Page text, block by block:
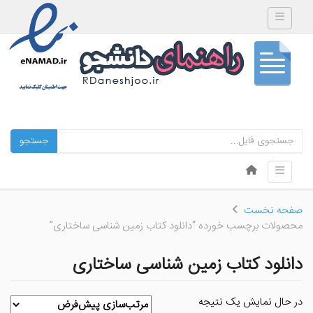
Toggle navigation
جستجو
Menu
Skip to content
Toggle navigation
صفحه نخست
محصولات برچسب خورده “دانلود کتاب زمین شناسی ساختاری”
دانلود کتاب زمین شناسی ساختاری
در حال نمایش یک نتیجه